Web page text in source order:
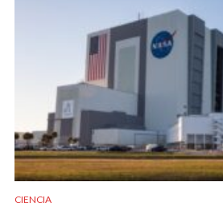
CIENCIA